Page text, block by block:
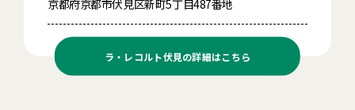
京都府京都市伏見区新町5丁目487番地
ラ・レコルト伏見の詳細はこちら